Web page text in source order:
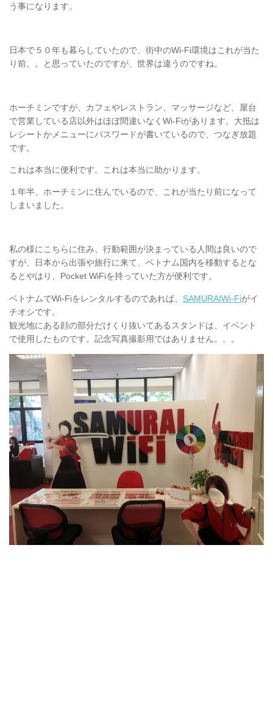
う事になります。
日本で５０年も暮らしていたので、街中のWi-Fi環境はこれが当た
り前。。と思っていたのですが、世界は違うのですね。
ホーチミンですが、カフェやレストラン、マッサージなど、屋台
で営業している店以外はほぼ間違いなくWi-Fiがあります。大抵は
レシートかメニューにパスワードが書いているので、つなぎ放題
です。
これは本当に便利です。これは本当に助かります。
１年半、ホーチミンに住んでいるので、これが当たり前になって
しまいました。
私の様にこちらに住み、行動範囲が決まっている人間は良いので
すが、日本から出張や旅行に来て、ベトナム国内を移動するとな
るとやはり、Pocket WiFiを持っていた方が便利です。
ベトナムでWi-Fiをレンタルするのであれば、 SAMURAIWi-Fiがイ
チオシです。
観光地にある顔の部分だけくり抜いてあるスタンドは、イベント
で使用したものです。記念写真撮影用ではありません。。。